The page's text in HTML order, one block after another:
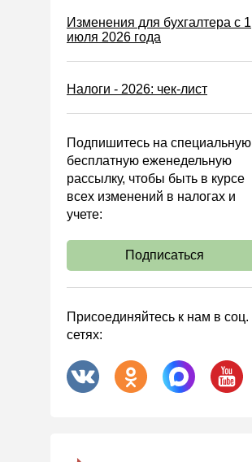
Онлайн-кассы ККТ ККМ
деятельности (АХД)
Охрана труда и аттестация
Охрана труда
Валютные операции
Налоговая система РФ
Налоговое планирование
Договоры
АО
Изменения для бухгалтера с 1
июля 2026 года
Налоги - 2026: чек-лист
Подпишитесь на специальную
бесплатную еженедельную
рассылку, чтобы быть в курсе
всех изменений в налогах и
учете:
Подписаться
Присоединяйтесь к нам в соц.
сетях: